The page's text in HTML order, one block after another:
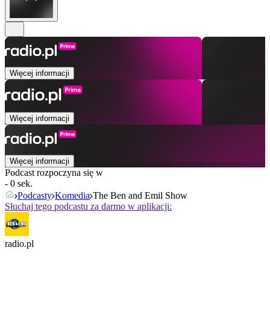
Więcej informacji
Więcej informacji
Więcej informacji
Podcast rozpoczyna się w
- 0 sek.
Podcasty Komedia The Ben and Emil Show
Słuchaj tego podcastu za darmo w aplikacji:
radio.pl